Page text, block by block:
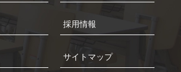
採用情報
サイトマップ